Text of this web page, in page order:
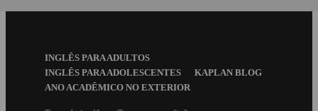
FooterINGLÊS PARA ADULTOS
INGLÊS PARA ADOLESCENTES
KAPLAN BLOG
ANO ACADÊMICO NO EXTERIOR